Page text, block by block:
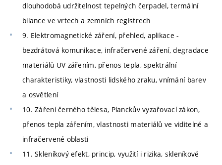
dlouhodobá udržitelnost tepelných čerpadel, termální
bilance ve vrtech a zemních registrech
9. Elektromagnetické záření, přehled, aplikace -
bezdrátová komunikace, infračervené záření, degradace
materiálů UV zářením, přenos tepla, spektrální
charakteristiky, vlastnosti lidského zraku, vnímání barev
a osvětlení
10. Záření černého tělesa, Planckův vyzařovací zákon,
přenos tepla zářením, vlastnosti materiálů ve viditelné a
infračervené oblasti
11. Skleníkový efekt, princip, využití i rizika, skleníkové